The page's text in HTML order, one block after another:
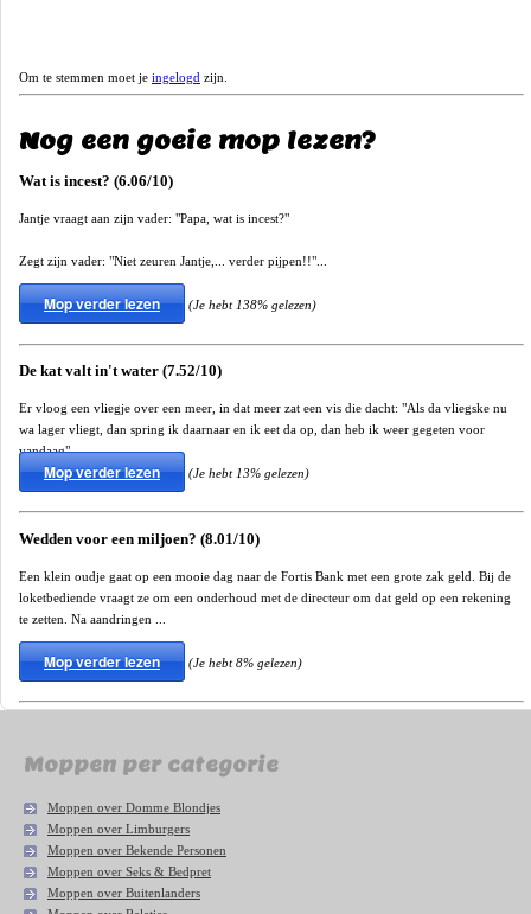
Om te stemmen moet je ingelogd zijn.
Nog een goeie mop lezen?
Wat is incest? (6.06/10)
Jantje vraagt aan zijn vader: "Papa, wat is incest?"
Zegt zijn vader: "Niet zeuren Jantje,... verder pijpen!!"...
Mop verder lezen (Je hebt 138% gelezen)
De kat valt in't water (7.52/10)
Er vloog een vliegje over een meer, in dat meer zat een vis die dacht: "Als da vliegske nu
wa lager vliegt, dan spring ik daarnaar en ik eet da op, dan heb ik weer gegeten voor
vandaag".
Mop verder lezen (Je hebt 13% gelezen)
Wedden voor een miljoen? (8.01/10)
Een klein oudje gaat op een mooie dag naar de Fortis Bank met een grote zak geld. Bij de
loketbediende vraagt ze om een onderhoud met de directeur om dat geld op een rekening
te zetten. Na aandringen ...
Mop verder lezen (Je hebt 8% gelezen)
Moppen per categorie
Moppen over Domme Blondjes
Moppen over Limburgers
Moppen over Bekende Personen
Moppen over Seks & Bedpret
Moppen over Buitenlanders